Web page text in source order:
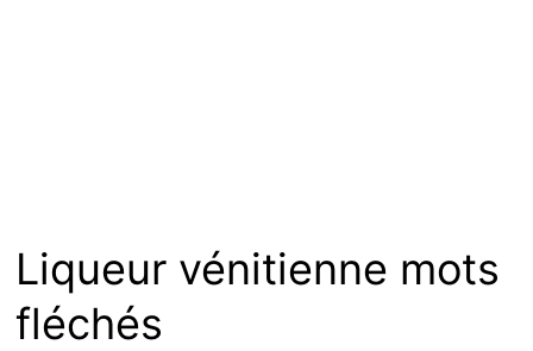
Liqueur vénitienne mots
fléchés